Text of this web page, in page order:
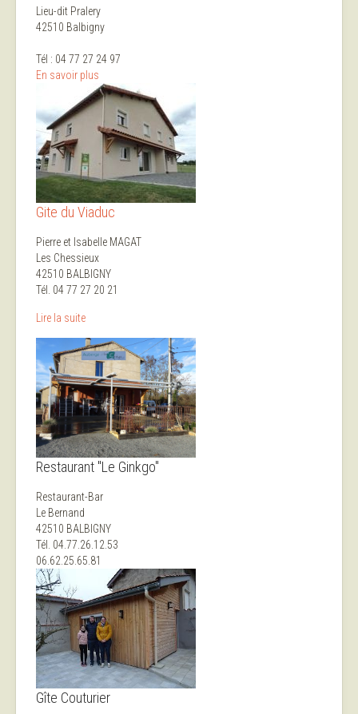
Lieu-dit Pralery
42510 Balbigny
Tél : 04 77 27 24 97
En savoir plus
Gite du Viaduc
Pierre et Isabelle MAGAT
Les Chessieux
42510 BALBIGNY
Tél. 04 77 27 20 21
Lire la suite
Restaurant "Le Ginkgo"
Restaurant-Bar
Le Bernand
42510 BALBIGNY
Tél. 04.77.26.12.53
06.62.25.65.81
Gîte Couturier